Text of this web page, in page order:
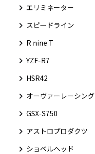
エリミネーター
スピードライン
R nine T
YZF-R7
HSR42
オーヴァーレーシング
GSX-S750
アストロプロダクツ
ショベルヘッド